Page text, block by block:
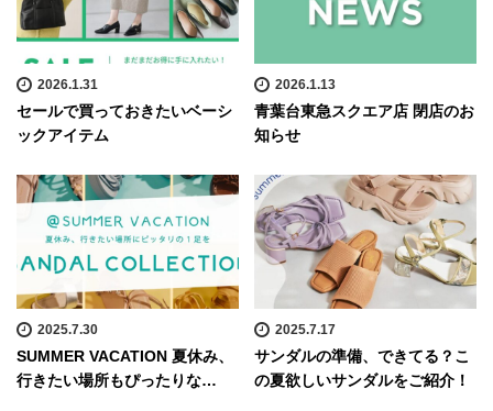
2026.1.31
セールで買っておきたいベーシ
ックアイテム
2026.1.13
青葉台東急スクエア店 閉店のお
知らせ
2025.7.30
SUMMER VACATION 夏休み、
行きたい場所もぴったりな…
2025.7.17
サンダルの準備、できてる？こ
の夏欲しいサンダルをご紹介！